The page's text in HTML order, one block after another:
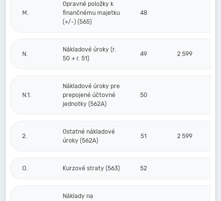
M.
Opravné položky k
finančnému majetku
(+/-) (565)
48
N.
Nákladové úroky (r.
50 + r. 51)
49 2 599
N.1.
Nákladové úroky pre
prepojené účtovné
jednotky (562A)
50
2.
Ostatné nákladové
úroky (562A)
51 2 599
O. Kurzové straty (563) 52
Náklady na